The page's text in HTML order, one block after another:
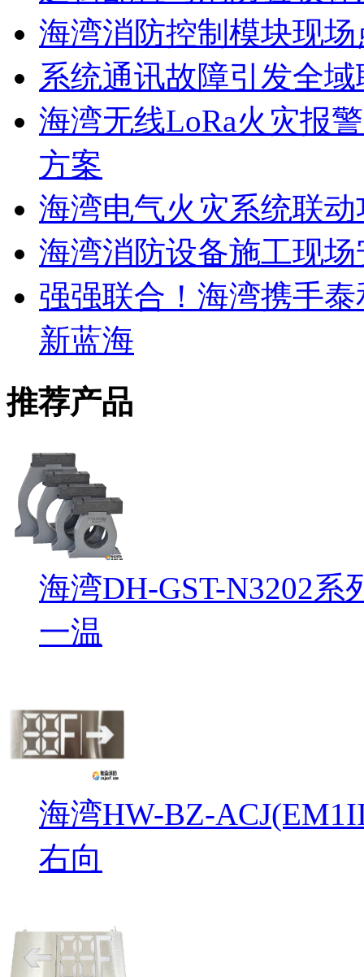
海湾消防控制模块现
系统通讯故障引发全
海湾无线LoRa火灾报
方案
海湾电气火灾系统联
海湾消防设备施工现
强强联合！海湾携手
新蓝海
推荐产品
海湾DH-GST-N3202
一温
海湾HW-BZ-
右向